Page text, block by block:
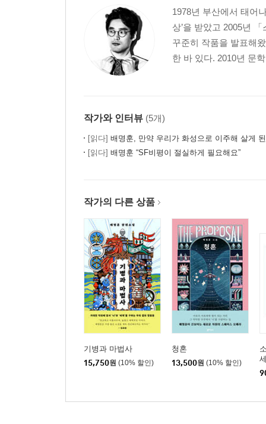
1978년 부산에서 태어
상’을 받았고 2005년
꾸준히 작품을 발표해
한 바 있다. 2010년 문
작가와 인터뷰 (5개)
[읽다] 배명훈, 만약 우리가 화성으로 이주해 살게
[읽다] 배명훈 “SF비평이 절실하게 필요해요”
작가의 다른 상품
기병과 마법사
15,750원 (10% 할인)
청혼
13,500원 (10% 할인)